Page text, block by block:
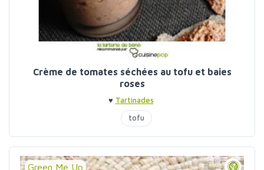
Crème de tomates séchées au tofu et baies
roses
♥ Tartinades
tofu
Green Me Up